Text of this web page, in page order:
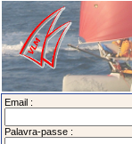
Email :
Palavra-passe :